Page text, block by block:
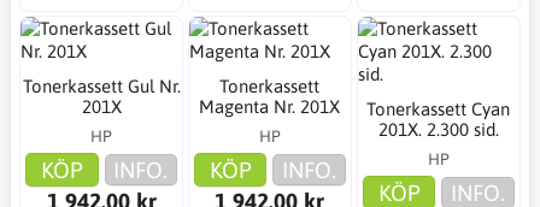
Tonerkassett Gul Nr.
201X
HP
KÖP
INFO.
1 942,00 kr
Tonerkassett
Magenta Nr. 201X
HP
KÖP
INFO.
1 942,00 kr
Tonerkassett Cyan
201X. 2.300 sid.
HP
KÖP
INFO.